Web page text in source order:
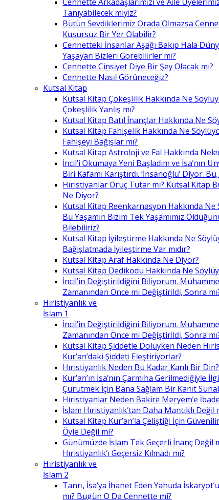
Tanıyabilecek miyiz?
Bütün Sevdiklerimiz Orada Olmazsa
Kusursuz Bir Yer Olabilir?
Cennetteki İnsanlar Aşağı Bakıp Hala
Yaşayan Bizleri Görebilirler mi?
Cennette Cinsiyet Diye Bir Şey Olacak mı?
Cennette Nasıl Görüneceğiz?
Kutsal Kitap
Kutsal Kitap Çokeşlilik Hakkında Ne
Çokeşlilik Yanlış mı?
Kutsal Kitap Batıl İnançlar Hakkında Ne
Kutsal Kitap Fahişelik Hakkında Ne
Fahişeyi Bağışlar mı?
Kutsal Kitap Astroloji ve Fal Hakkında
İncil’i Okumaya Yeni Başladım ve İsa’nın
Biri Kafamı Karıştırdı. ‘İnsanoğlu’ Diyor.
Hıristiyanlar Oruç Tutar mı? Kutsal Kitap
Ne Diyor?
Kutsal Kitap Reenkarnasyon Hakkında Ne
Bu Yaşamın Bizim Tek Yaşamımız
Bilebiliriz?
Kutsal Kitap İyileştirme Hakkında Ne
Bağışlatmada İyileştirme Var mıdır?
Kutsal Kitap Araf Hakkında Ne Diyor?
Kutsal Kitap Dedikodu Hakkında Ne
İncil’in Değiştirildiğini Biliyorum.
Zamanından Önce mi Değiştirildi, Sonra
Hıristiyanlık ve
İslam 1
İncil’in Değiştirildiğini Biliyorum.
Zamanından Önce mi Değiştirildi, Sonra
Kutsal Kitap Şiddetle Doluyken Neden
Kur’an’daki Şiddeti Eleştiriyorlar?
Hıristiyanlık Neden Bu Kadar Kanlı Bir Din?
Kur’an’ın İsa’nın Çarmıha Gerilmediğiyle
Çürütmek İçin Bana Sağlam Bir Kanıt
Hıristiyanlar Neden Bakire Meryem’e
İslam Hıristiyanlık’tan Daha Mantıklı Değil
Kutsal Kitap Kur’an’la Çeliştiği İçin
Öyle Değil mi?
Günümüzde İslam Tek Geçerli İnanç Değil
Hıristiyanlık’ı Geçersiz Kılmadı mı?
Hıristiyanlık ve
İslam 2
Tanrı, İsa’ya İhanet Eden Yahuda
mı? Bugün O Da Cennette mi?